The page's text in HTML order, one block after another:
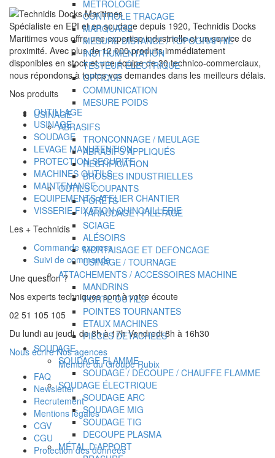
METROLOGIE
CONTRÔLE TRACAGE
MARQUAGE
MESURE DISTANCE / TOPOGRAPHIE
INSTRUMENTATION
TESTEUR ÉLECTRIQUE
OPTIQUE
COMMUNICATION
MESURE POIDS
USINAGE
ABRASIFS
TRONCONNAGE / MEULAGE
ABRASIFS APPLIQUÉS
RECTIFICATION
BROSSES INDUSTRIELLES
OUTILS COUPANTS
FORÊTS
TARAUDAGE / FILETAGE
SCIAGE
ALÉSOIRS
MORTAISAGE ET DEFONCAGE
USINAGE / TOURNAGE
ATTACHEMENTS / ACCESSOIRES MACHINE
MANDRINS
PORTE OUTILS
POINTES TOURNANTES
ETAUX MACHINES
PIECES DETACHEES
SOUDAGE
SOUDAGE FLAMME
SOUDAGE / DÉCOUPE / CHAUFFE FLAMME
SOUDAGE ÉLECTRIQUE
SOUDAGE ARC
SOUDAGE MIG
SOUDAGE TIG
DECOUPE PLASMA
MÉTAL D'APPORT
Spécialiste en EPI et en soudage depuis 1920, Technidis Docks
Maritimes vous offre une expertise industrielle et un service de
proximité. Avec plus de 12 000 produits immédiatement
disponibles en stock et une équipe de 30 technico-commerciaux,
nous répondons à toutes vos demandes dans les meilleurs délais.
Nos produits
OUTILLAGE
USINAGE
SOUDAGE
LEVAGE MANUTENTION
PROTECTION SECURITE
MACHINES OUTILS
MAINTENANCE
EQUIPEMENTS ATELIER CHANTIER
VISSERIE FIXATION QUINCAILLERIE
Les + Technidis
Commande express
Suivi de commande
Une question ?
Nos experts techniques sont à votre écoute
02 51 105 105
Du lundi au jeudi, de 8h à 17h Vendredi 8h à 16h30
Nous écrire Nos agences
Membre du Groupe Rubix
FAQ
Newsletter
Recrutement
Mentions légales
CGV
CGU
Protection des données